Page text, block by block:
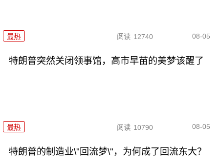
最热 阅读 12740 08-05
特朗普突然关闭领事馆，高市早苗的美梦该醒了
最热 阅读 10790 08-05
特朗普的制造业\"回流梦\"，为何成了回流东大？